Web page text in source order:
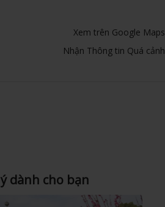
Xem trên Google Maps
Nhận Thông tin Quá cảnh
dành cho bạn